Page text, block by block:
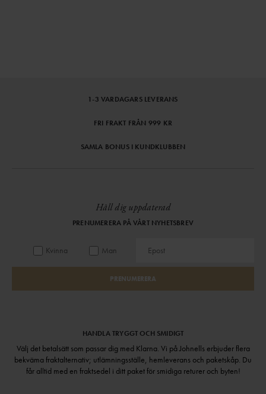
1-3 VARDAGARS LEVERANS
FRI FRAKT FRÅN 999 KR
SAMLA BONUS I KUNDKLUBBEN
Håll dig uppdaterad
PRENUMERERA PÅ VÅRT NYHETSBREV
Kvinna Man
PRENUMERERA
HANDLA TRYGGT OCH SMIDIGT
Välj det betalsätt som passar dig med Klarna. Vi på Johnells erbjuder flera
bekväma fraktalternativ; utlämningsställe, hemleverans och paketskåp. Du
får alltid med en fraktsedel i ditt paket för smidiga returer och byten!